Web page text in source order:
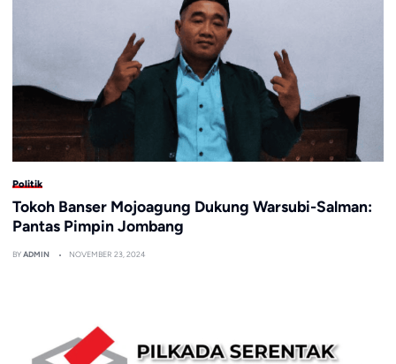
Politik
Tokoh Banser Mojoagung Dukung Warsubi-Salman:
Pantas Pimpin Jombang
BYADMIN NOVEMBER 23, 2024